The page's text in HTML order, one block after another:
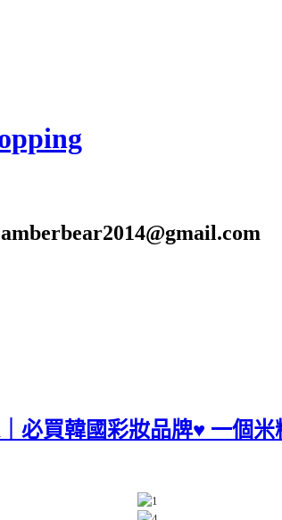
買韓國彩妝品牌♥ 一個